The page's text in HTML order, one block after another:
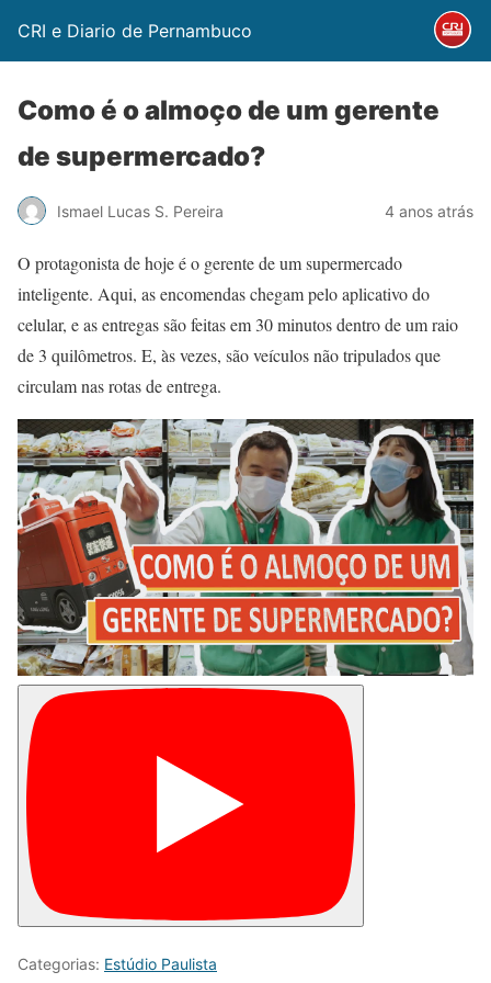
CRI e Diario de Pernambuco
Como é o almoço de um gerente
de supermercado?
Ismael Lucas S. Pereira 4 anos atrás
O protagonista de hoje é o gerente de um supermercado
inteligente. Aqui, as encomendas chegam pelo aplicativo do
celular, e as entregas são feitas em 30 minutos dentro de um raio
de 3 quilômetros. E, às vezes, são veículos não tripulados que
circulam nas rotas de entrega.
Categorias: Estúdio Paulista